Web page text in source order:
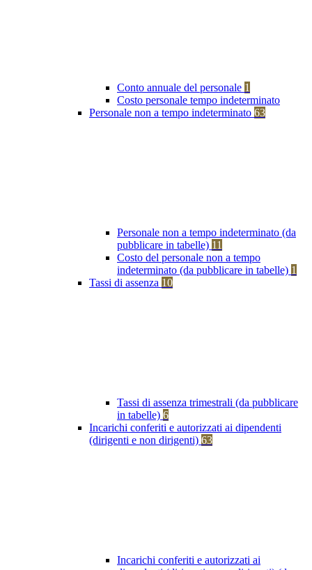
Conto annuale del personale 1
Costo personale tempo indeterminato
Personale non a tempo indeterminato 63
Personale non a tempo indeterminato (da
pubblicare in tabelle) 11
Costo del personale non a tempo
indeterminato (da pubblicare in tabelle) 1
Tassi di assenza 10
Tassi di assenza trimestrali (da pubblicare
in tabelle) 6
Incarichi conferiti e autorizzati ai dipendenti
(dirigenti e non dirigenti) 63
Incarichi conferiti e autorizzati ai